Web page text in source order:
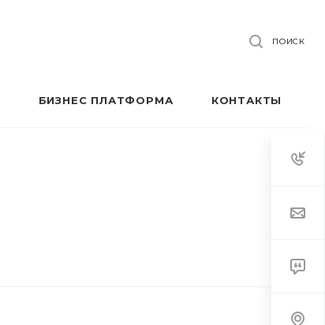
ПОИСК
БИЗНЕС ПЛАТФОРМА КОНТАКТЫ